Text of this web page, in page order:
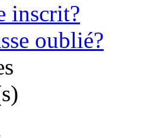
inscrit?
oublié?